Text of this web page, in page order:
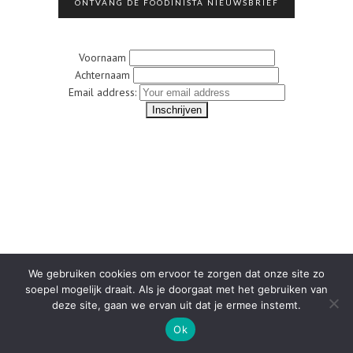
ONTVANG DE FOODINISTA NIEUWSBRIEF
Voornaam
Achternaam
Email address:
We gebruiken cookies om ervoor te zorgen dat onze site zo
soepel mogelijk draait. Als je doorgaat met het gebruiken van
deze site, gaan we ervan uit dat je ermee instemt.
Ok